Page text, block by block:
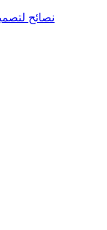
نصائح